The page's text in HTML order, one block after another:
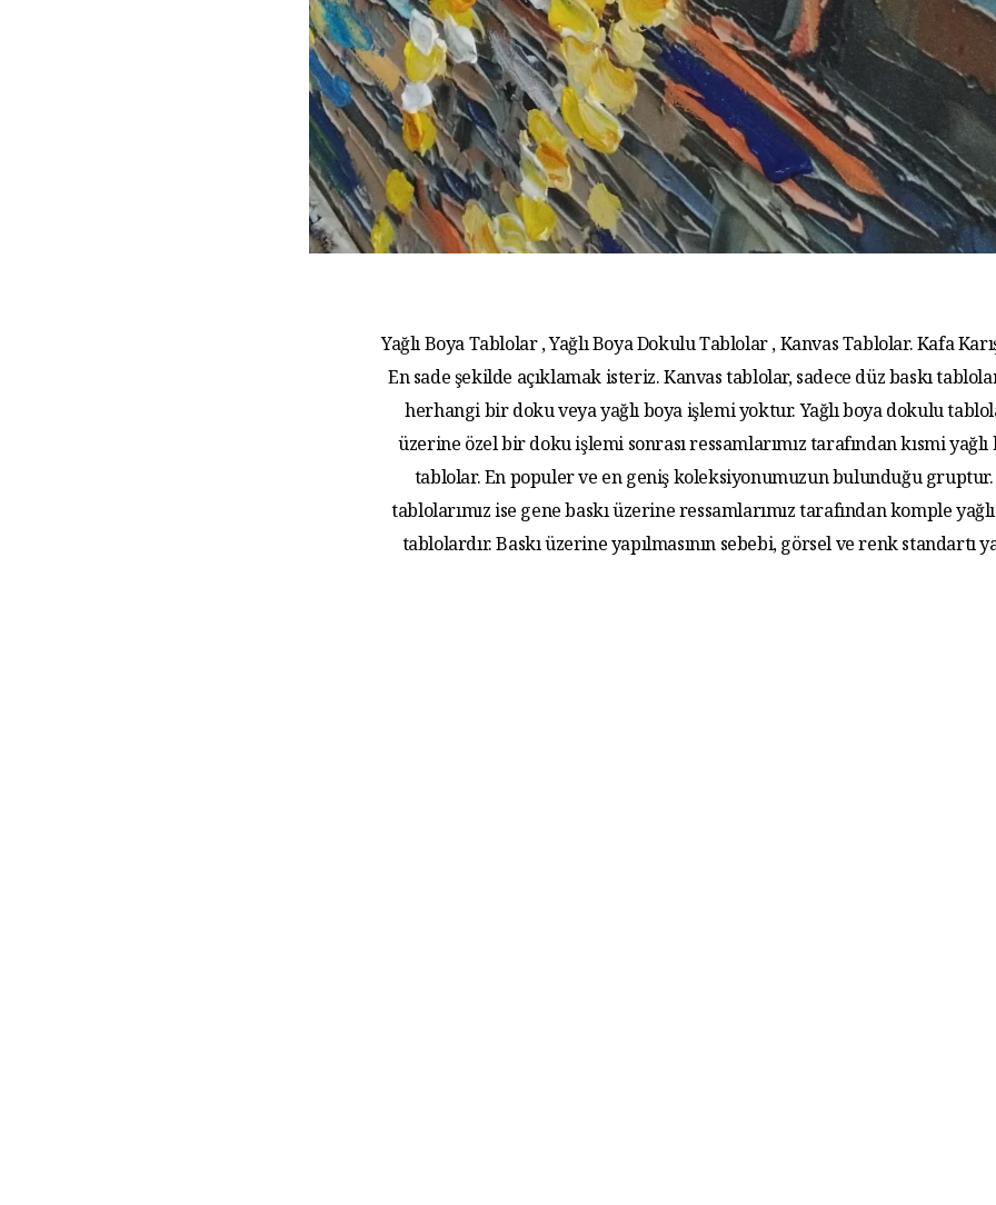
Yağlı Boya Tablolar , Yağlı Boya Dokulu Tablolar , Kanvas Tablolar. Kafa
En sade şekilde açıklamak isteriz. Kanvas tablolar, sadece düz baskı
herhangi bir doku veya yağlı boya işlemi yoktur. Yağlı boya dokulu
üzerine özel bir doku işlemi sonrası ressamlarımız tarafından kısmi yağlı
tablolar. En populer ve en geniş koleksiyonumuzun bulunduğu gruptur.
tablolarımız ise gene baskı üzerine ressamlarımız tarafından komple
tablolardır. Baskı üzerine yapılmasının sebebi, görsel ve renk standartı